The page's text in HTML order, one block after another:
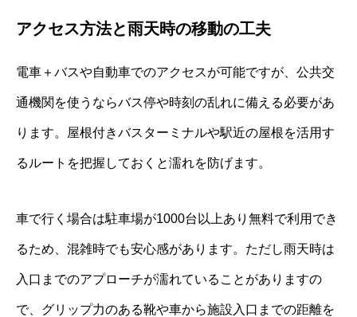
アクセス方法と雨天時の移動の工夫
電車＋バスや自動車でのアクセスが可能ですが、公共交
通機関を使うならバス停や時刻の乱れに備える必要があ
ります。屋根付きバスターミナルや駅近の屋根を活用す
るルートを把握しておくと濡れを防げます。
車で行く場合は駐車場が1000台以上あり無料で利用でき
るため、混雑時でも安心感があります。ただし雨天時は
入口までのアプローチが濡れていることがありますの
で、グリップ力のある靴や車から施設入口までの距離を